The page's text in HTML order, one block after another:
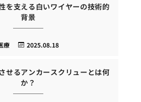
を支える白いワイヤーの技術的
背景
2025.08.18
療
せるアンカースクリューとは何
か？